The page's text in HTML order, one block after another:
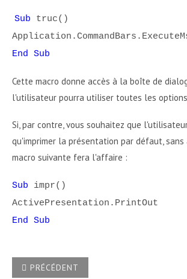
Sub truc()
End Sub
Cette macro donne accès à la boîte de
l'utilisateur pourra utiliser toutes les options
Si, par contre, vous souhaitez que
qu'imprimer la présentation par défaut, sans
macro suivante fera l'affaire :
Sub impr()
ActivePresentation.PrintOut
End Sub
ARTICLE PRÉCÉDENT : COMMENT
PRÉCÉDENT